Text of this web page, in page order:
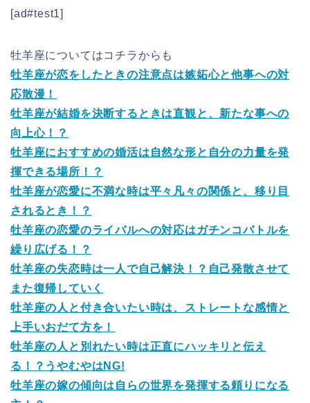
[ad#test1]
牡羊座についてはコチラからも
牡羊座が恋をしたときの注意点は嫉妬心と他事への対
応散漫！
牡羊座が結婚を決断するときは直観と、新たな事への
向上心！？
牡羊座におすすめの婚活は自然な形と自分の力量を発
揮できる場所！？
牡羊座が恋愛に不満な時は平々凡々の関係と、移り目
されるとき！？
牡羊座の恋愛のライバルへの対応はガチンコバトルを
繰り広げる！？
牡羊座の失恋時は一人で自己解決！？自己発散させて
また復帰していく
牡羊座の人と付き合いたい時は、ストレートな感情と
上手いおだて方を！
牡羊座の人と別れたい時は正直にハッキリと伝え
る！？うやむやはNG!
牡羊座の嫁の傾向は自らの世界を発揮する頼りになる